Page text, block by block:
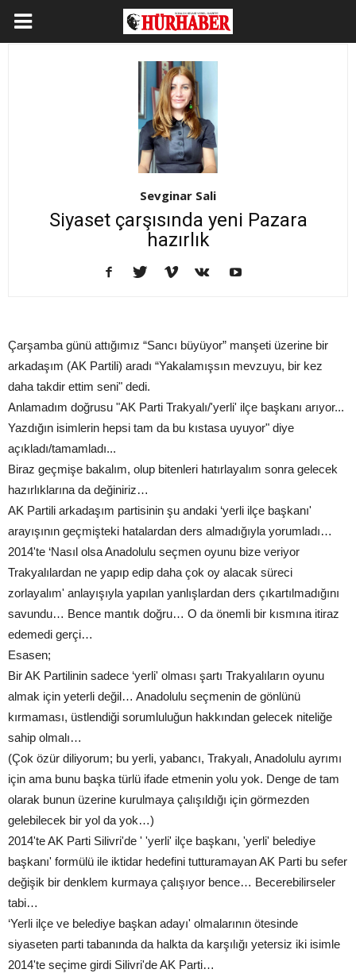
Sevginar Sali
Siyaset çarşısında yeni Pazara
hazırlık
Çarşamba günü attığımız “Sancı büyüyor” manşeti üzerine bir
arkadaşım (AK Partili) aradı “Yakalamışsın mevzuyu, bir kez
daha takdir ettim seni" dedi.
Anlamadım doğrusu "AK Parti Trakyalı/'yerli' ilçe başkanı arıyor...
Yazdığın isimlerin hepsi tam da bu kıstasa uyuyor" diye
açıkladı/tamamladı...
Biraz geçmişe bakalım, olup bitenleri hatırlayalım sonra gelecek
hazırlıklarına da değiniriz…
AK Partili arkadaşım partisinin şu andaki ‘yerli ilçe başkanı'
arayışının geçmişteki hatalardan ders almadığıyla yorumladı…
2014'te ‘Nasıl olsa Anadolulu seçmen oyunu bize veriyor
Trakyalılardan ne yapıp edip daha çok oy alacak süreci
zorlayalım' anlayışıyla yapılan yanlışlardan ders çıkartılmadığını
savundu… Bence mantık doğru… O da önemli bir kısmına itiraz
edemedi gerçi…
Esasen;
Bir AK Partilinin sadece ‘yerli' olması şartı Trakyalıların oyunu
almak için yeterli değil… Anadolulu seçmenin de gönlünü
kırmaması, üstlendiği sorumluluğun hakkından gelecek niteliğe
sahip olmalı…
(Çok özür diliyorum; bu yerli, yabancı, Trakyalı, Anadolulu ayrımı
için ama bunu başka türlü ifade etmenin yolu yok. Denge de tam
olarak bunun üzerine kurulmaya çalışıldığı için görmezden
gelebilecek bir yol da yok…)
2014'te AK Parti Silivri'de ' 'yerli' ilçe başkanı, 'yerli' belediye
başkanı' formülü ile iktidar hedefini tutturamayan AK Parti bu sefer
değişik bir denklem kurmaya çalışıyor bence… Becerebilirseler
tabi…
‘Yerli ilçe ve belediye başkan adayı' olmalarının ötesinde
siyaseten parti tabanında da halkta da karşılığı yetersiz iki isimle
2014'te seçime girdi Silivri'de AK Parti…